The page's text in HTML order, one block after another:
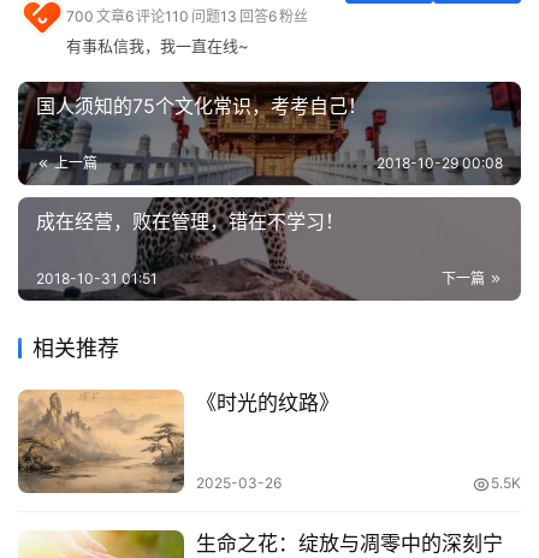
用
具
问
答
专
区
常
网
址
登录 注册
明月不谙离恨苦，尊前孤负醉吟笔
700 文章6评论110 问题13 回答6粉丝
有事私信我，我一直在线~
国人须知的75个文化常识，考考自己！
上一篇 2018-10-29 00:08
成在经营，败在管理，错在不学习！
下一篇
2018-10-31 01:51
相关推荐
《时光的纹路》
2025-03-26 5.5K
生命之花：绽放与凋零中的深刻宁